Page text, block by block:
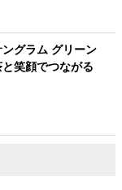
グラム グリーン
笑顔でつながる